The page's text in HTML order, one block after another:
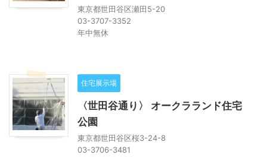
東京都世田谷区瀬田5-20
03-3707-3352
年中無休
住宅展示場
〈世田谷通り〉 オークラランド住宅
公園
東京都世田谷区桜3-24-8
03-3706-3481